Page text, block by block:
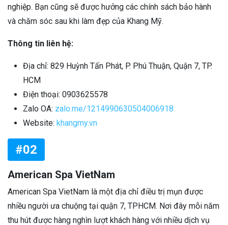
nghiệp. Bạn cũng sẽ được hưởng các chính sách bảo hành
và chăm sóc sau khi làm đẹp của Khang Mỹ.
Thông tin liên hệ:
Địa chỉ: 829 Huỳnh Tấn Phát, P. Phú Thuận, Quận 7, TP.
HCM
Điện thoại: 0903625578
Zalo OA: zalo.me/1214990630504006918
Website: khangmy.vn
#02
American Spa VietNam
American Spa VietNam là một địa chỉ điều trị mụn được
nhiều người ưa chuộng tại quận 7, TPHCM. Nơi đây mỗi năm
thu hút được hàng nghìn lượt khách hàng với nhiều dịch vụ